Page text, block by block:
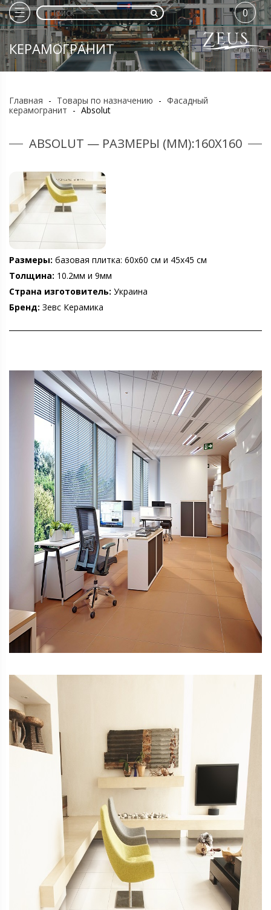
КЕРАМОГРАНИТ
0
Главная - Товары по назначению - Фасадный
керамогранит - Absolut
ABSOLUT — РАЗМЕРЫ (ММ):160Х160
Размеры: базовая плитка: 60х60 см и 45х45 см
Толщина: 10.2мм и 9мм
Страна изготовитель: Украина
Бренд: Зевс Керамика